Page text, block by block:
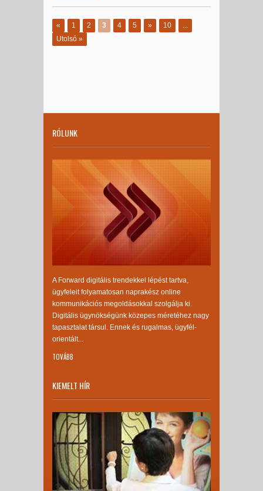
« 1 2 3 4 5 » 10
...
Utolsó »
RÓLUNK
A Forward digitális trendekkel lépést tartva,
ügyfeleit folyamatosan naprakész online
kommunikációs megoldásokkal szolgálja ki.
Digitális ügynökségünk közepes méretéhez nagy
tapasztalat társul. Ennek és rugalmas, ügyfél-
orientált...
TOVÁBB
KIEMELT HÍR